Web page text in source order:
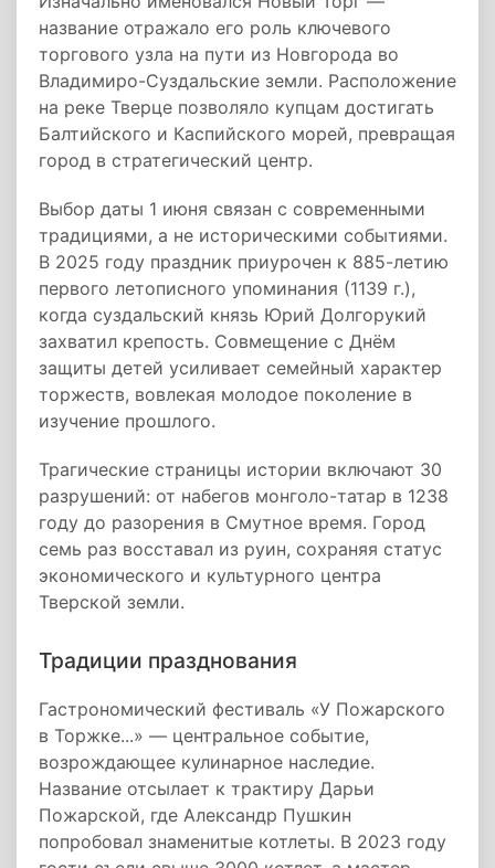
название отражало его роль ключевого
торгового узла на пути из Новгорода во
Владимиро-Суздальские земли. Расположение
на реке Тверце позволяло купцам достигать
Балтийского и Каспийского морей, превращая
город в стратегический центр.
Выбор даты 1 июня связан с современными
традициями, а не историческими событиями.
В 2025 году праздник приурочен к 885-летию
первого летописного упоминания (1139 г.),
когда суздальский князь Юрий Долгорукий
захватил крепость. Совмещение с Днём
защиты детей усиливает семейный характер
торжеств, вовлекая молодое поколение в
изучение прошлого.
Трагические страницы истории включают 30
разрушений: от набегов монголо-татар в 1238
году до разорения в Смутное время. Город
семь раз восставал из руин, сохраняя статус
экономического и культурного центра
Тверской земли.
Традиции празднования
Гастрономический фестиваль «У Пожарского
в Торжке...» — центральное событие,
возрождающее кулинарное наследие.
Название отсылает к трактиру Дарьи
Пожарской, где Александр Пушкин
попробовал знаменитые котлеты. В 2023 году